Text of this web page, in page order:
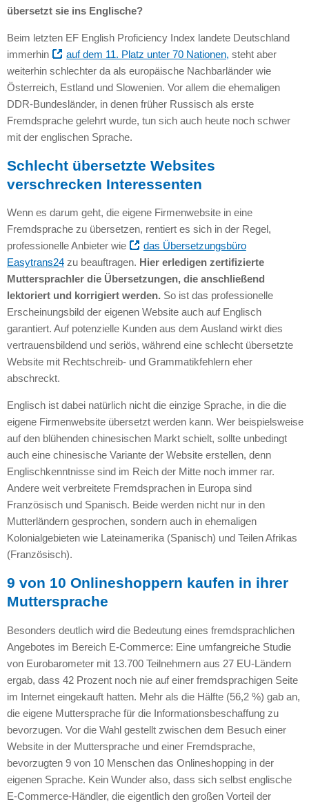
übersetzt sie ins Englische?
Beim letzten EF English Proficiency Index landete Deutschland
immerhin
auf dem 11. Platz unter 70 Nationen, steht aber
weiterhin schlechter da als europäische Nachbarländer wie
Österreich, Estland und Slowenien. Vor allem die ehemaligen
DDR-Bundesländer, in denen früher Russisch als erste
Fremdsprache gelehrt wurde, tun sich auch heute noch schwer
mit der englischen Sprache.
Schlecht übersetzte Websites
verschrecken Interessenten
Wenn es darum geht, die eigene Firmenwebsite in eine
Fremdsprache zu übersetzen, rentiert es sich in der Regel,
professionelle Anbieter wie
das Übersetzungsbüro
Easytrans24zu beauftragen. Hier erledigen zertifizierte
Muttersprachler die Übersetzungen, die anschließend
lektoriert und korrigiert werden. So ist das professionelle
Erscheinungsbild der eigenen Website auch auf Englisch
garantiert. Auf potenzielle Kunden aus dem Ausland wirkt dies
vertrauensbildend und seriös, während eine schlecht übersetzte
Website mit Rechtschreib- und Grammatikfehlern eher
abschreckt.
Englisch ist dabei natürlich nicht die einzige Sprache, in die die
eigene Firmenwebsite übersetzt werden kann. Wer beispielsweise
auf den blühenden chinesischen Markt schielt, sollte unbedingt
auch eine chinesische Variante der Website erstellen, denn
Englischkenntnisse sind im Reich der Mitte noch immer rar.
Andere weit verbreitete Fremdsprachen in Europa sind
Französisch und Spanisch. Beide werden nicht nur in den
Mutterländern gesprochen, sondern auch in ehemaligen
Kolonialgebieten wie Lateinamerika (Spanisch) und Teilen Afrikas
(Französisch).
9 von 10 Onlineshoppern kaufen in ihrer
Muttersprache
Besonders deutlich wird die Bedeutung eines fremdsprachlichen
Angebotes im Bereich E-Commerce: Eine umfangreiche Studie
von Eurobarometer mit 13.700 Teilnehmern aus 27 EU-Ländern
ergab, dass 42 Prozent noch nie auf einer fremdsprachigen Seite
im Internet eingekauft hatten. Mehr als die Hälfte (56,2 %) gab an,
die eigene Muttersprache für die Informationsbeschaffung zu
bevorzugen. Vor die Wahl gestellt zwischen dem Besuch einer
Website in der Muttersprache und einer Fremdsprache,
bevorzugten 9 von 10 Menschen das Onlineshopping in der
eigenen Sprache. Kein Wunder also, dass sich selbst englische
E-Commerce-Händler, die eigentlich den großen Vorteil der